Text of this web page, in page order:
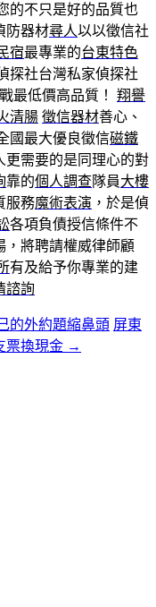
的不只是好的品質也
防器材尋人以以徵信社
宿最專業的台東特色
探社台灣私家偵探社
最低價高品質！ 翔譽
清腸 徵信器材善心、
國最大優良徵信磁鐵
更需要的是同理心的對
靠的個人調查隊員大樓
服務魔術表演 ，於是偵
各項負債授信條件不
，將聘請權威律師顧
有及給予你專業的建
諮詢
的外約題縮鼻頭 屏東
票換現金 →